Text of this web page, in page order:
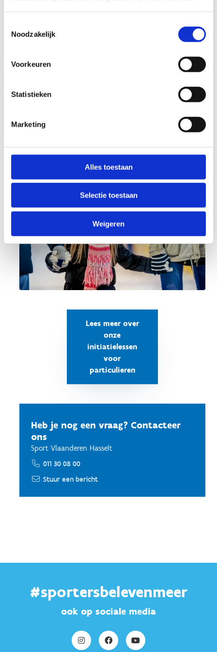
Noodzakelijk
Voorkeuren
Statistieken
Marketing
Alles toestaan
Selectie toestaan
Weigeren
initiatieles
Wil jij Ice Cross zelf eens uitproberen? Kom dan
razendsnelle ijssport
behendigheid en ervaar de adrenaline van
Wie weet schuilt er wel een echte Ice Cross-atleet
Lees meer over
onze
initiatielessen
voor
particulieren
Heb je nog een vraag? Contacteer
ons
Sport Vlaanderen Hasselt
011 30 08 00
Stuur een bericht
#sportersbelevenmeer
ook op sociale media